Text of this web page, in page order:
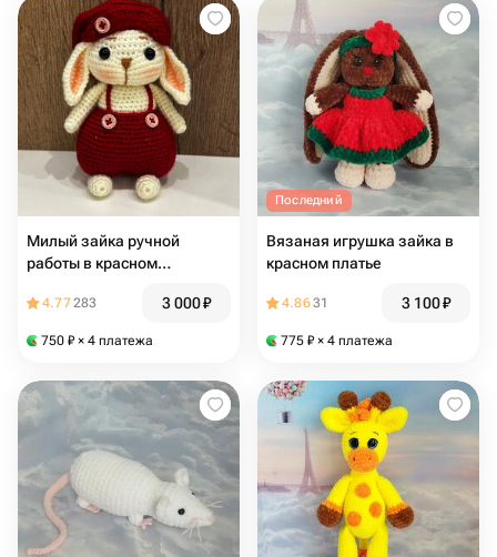
Милый зайка ручной
работы в красном
4.77283 3 000₽
750 ₽ × 4 платежа
Последний
Вязаная игрушка зайка в
красном платье
4.8631 3 100₽
775 ₽ × 4 платежа